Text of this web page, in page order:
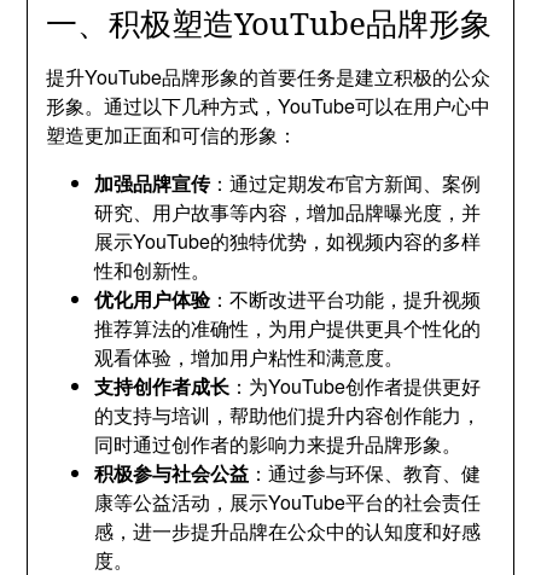
一、积极塑造YouTube品牌形象
提升YouTube品牌形象的首要任务是建立积极的公众
形象。通过以下几种方式，YouTube可以在用户心中
塑造更加正面和可信的形象：
加强品牌宣传：通过定期发布官方新闻、案例
研究、用户故事等内容，增加品牌曝光度，并
展示YouTube的独特优势，如视频内容的多样
性和创新性。
优化用户体验：不断改进平台功能，提升视频
推荐算法的准确性，为用户提供更具个性化的
观看体验，增加用户粘性和满意度。
支持创作者成长 ：为YouTube创作者提供更好
的支持与培训，帮助他们提升内容创作能力，
同时通过创作者的影响力来提升品牌形象。
积极参与社会公益 ：通过参与环保、教育、健
康等公益活动，展示YouTube平台的社会责任
感，进一步提升品牌在公众中的认知度和好感
度。